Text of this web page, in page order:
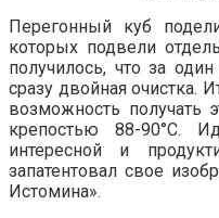
Перегонный куб
которых подвели
получилось, что за
сразу двойная очистка.
возможность получать
крепостью 88-90°С.
интересной и
запатентовал свое
Истомина».